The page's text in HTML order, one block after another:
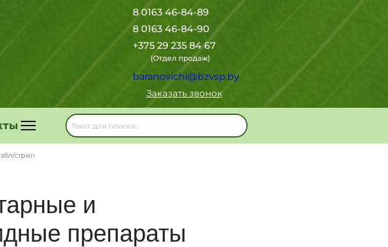
8 0163 46-84-89
8 0163 46-84-90
+375 29 235 84 67
(Отдел продаж)
baranovichi@bzvsp.by
Заказать звонок
стрип
и
препараты